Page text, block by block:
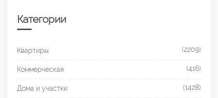
Категории
Квартиры (2209)
Коммерческая (416)
Дома и участки (1428)